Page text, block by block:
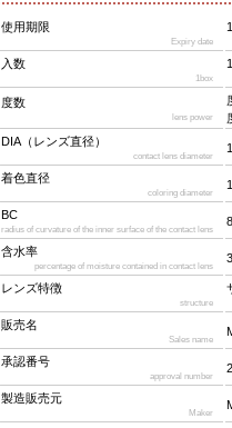
使用期限
Expiry date
入数
1box
度数
lens power
DIA（レンズ直径）
contact lens diameter
着色直径
coloring diameter
BC
radius of curvature of the inner surface of the contact lens
含水率
percentage of moisture contained in contact lens
レンズ特徴
structure
販売名
Sales name
承認番号
approval number
製造販売元
Maker